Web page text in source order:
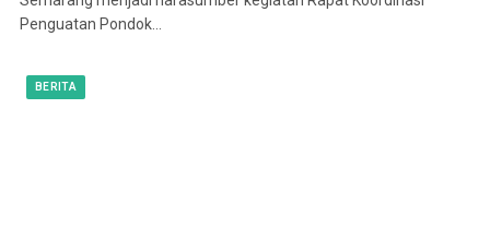
Penguatan Pondok…
BERITA